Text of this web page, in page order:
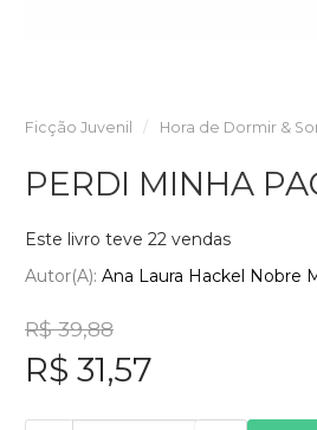
Ficção Juvenil Hora de Dormir &
PERDI MINHA
Este livro teve 22 vendas
Autor(a): Ana Laura Hackel Nobre
R$ 39,88
R$ 31,57